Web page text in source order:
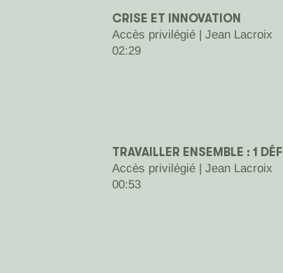
CRISE ET INNOVATION
Accès privilégié | Jean Lacroix
02:29
TRAVAILLER ENSEMBLE : 1 DÉFI
Accès privilégié | Jean Lacroix
00:53